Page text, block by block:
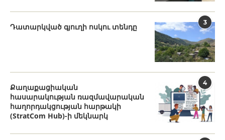
3
Դատարկված գյուղի ոսկու տենդը
4
Քաղաքացիական
հասարակության ռազմավարական
հաղորդակցության հարթակի
(StratCom Hub)-ի մեկնարկ